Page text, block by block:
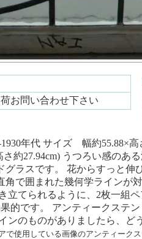
お問い合わせ下さい
代 サイズ 幅約55.88×高さ
約27.94cm) うつろい感のあ
グラスです。 花からすっと伸
角で囲まれた幾何学ラインが
立てられるように、2枚一組ペ
的です。 アンティークステ
ンのものがありましたら、ど
使用している画像のアンティーク